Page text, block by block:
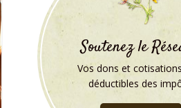
Soutenez le
Vos dons et
déductibles des